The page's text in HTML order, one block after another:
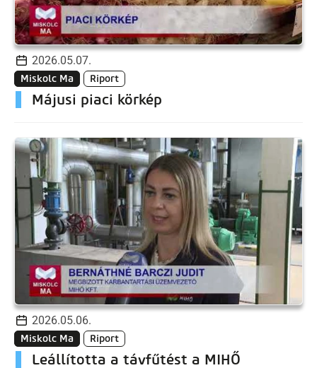
2026.05.07.
Miskolc Ma Riport
Májusi piaci körkép
2026.05.06.
Miskolc Ma Riport
Leállította a távfűtést a MIHŐ